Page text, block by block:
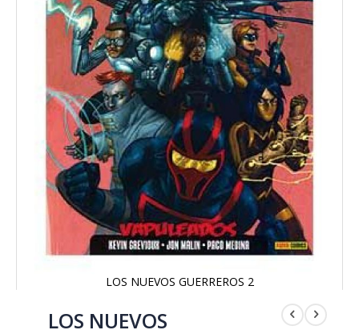
LOS NUEVOS GUERREROS 2
comienzoLOS NUEVOS